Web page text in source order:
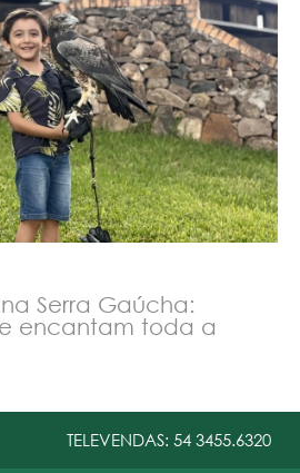
Serra Gaúcha:
encantam toda a
TELEVENDAS: 54 3455.6320